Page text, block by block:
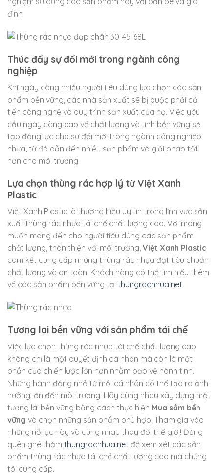
đình.
Thúc đẩy sự đổi mới trong ngành công
nghiệp
Khi ngày càng nhiều người tiêu dùng lựa chọn các sản
phẩm bền vững, các nhà sản xuất sẽ bị buộc phải cải
tiến công nghệ và quy trình sản xuất của họ. Việc yêu
cầu ngày càng cao về chất lượng và tính bền vững sẽ
tạo động lực cho sự đổi mới trong ngành công nghiệp
nhựa, từ đó dẫn đến nhiều sản phẩm và giải pháp tốt
hơn cho môi trường.
Lựa chọn thùng rác hợp lý từ Việt Xanh
Plastic
Việt Xanh Plastic là thương hiệu uy tín trong lĩnh vực sản
xuất thùng rác nhựa tái chế chất lượng cao. Với mong
muốn mang đến cho người tiêu dùng các sản phẩm
chất lượng, thân thiện với môi trường, Việt Xanh Plastic
cam kết cung cấp những thùng rác nhựa đạt tiêu chuẩn
chất lượng và an toàn. Khách hàng có thể tìm hiểu thêm
về các sản phẩm bền vững tại thungracnhua.net.
Tương lai bền vững với sản phẩm tái chế
Việc lựa chọn thùng rác nhựa tái chế chất lượng cao
không chỉ là một quyết định cá nhân mà còn là một
phần của chiến lược lớn hơn nhằm bảo vệ hành tinh.
Những hành động nhỏ từ mỗi cá nhân có thể tạo ra ảnh
hưởng lớn đến môi trường. Hãy cùng nhau xây dựng một
tương lai bền vững bằng cách thực hiện Mua sắm bền
vững và chọn những sản phẩm phù hợp. Tham gia vào
những nỗ lực này và cùng nhau thay đổi thế giới! Đừng
quên ghé thăm thungracnhua.net để xem xét các sản
phẩm thùng rác nhựa tái chế chất lượng cao mà chúng
tôi cung cấp.